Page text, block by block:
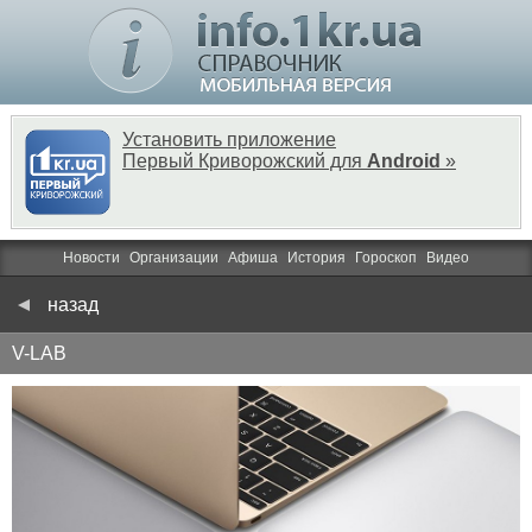
Установить приложение
Первый Криворожский для Android »
Новости Организации Афиша История Гороскоп Видео
назад
V-LAB